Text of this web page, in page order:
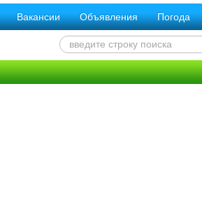
Вакансии Объявления Погода